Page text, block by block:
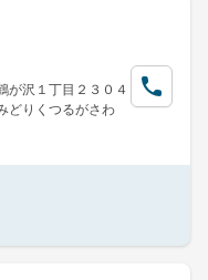
が沢１丁目２３０４
どりくつるがさわ